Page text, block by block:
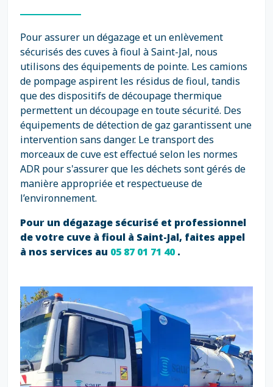
Pour assurer un dégazage et un enlèvement
sécurisés des cuves à fioul à Saint-Jal, nous
utilisons des équipements de pointe. Les camions
de pompage aspirent les résidus de fioul, tandis
que des dispositifs de découpage thermique
permettent un découpage en toute sécurité. Des
équipements de détection de gaz garantissent une
intervention sans danger. Le transport des
morceaux de cuve est effectué selon les normes
ADR pour s'assurer que les déchets sont gérés de
manière appropriée et respectueuse de
l’environnement.
Pour un dégazage sécurisé et professionnel
de votre cuve à fioul à Saint-Jal, faites appel
à nos services au 05 87 01 71 40.